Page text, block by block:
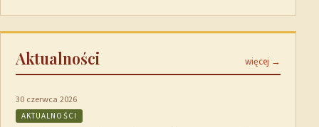
Aktualności więcej →
30 czerwca 2026
AKTUALNOŚCI